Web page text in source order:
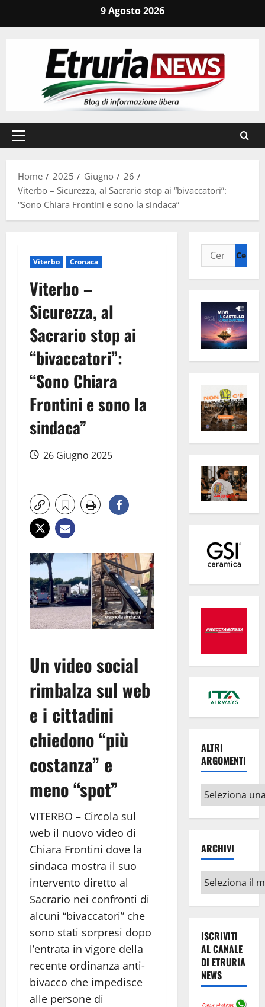
9 Agosto 2026
Menu
Home
2025 Giugno
26
Viterbo – Sicurezza, al Sacrario stop ai “bivaccatori”:
“Sono Chiara Frontini e sono la sindaca”
Viterbo Cronaca
Viterbo –
Sicurezza, al
Sacrario stop ai
“bivaccatori”:
“Sono Chiara
Frontini e sono la
sindaca”
26 Giugno 2025
Un video social
rimbalza sul web
e i cittadini
chiedono “più
costanza” e
meno “spot”
VITERBO – Circola sul
web il nuovo video di
Chiara Frontini dove la
sindaca mostra il suo
intervento diretto al
Sacrario nei confronti di
alcuni “bivaccatori” che
sono stati sorpresi dopo
l’entrata in vigore della
recente ordinanza anti-
bivacco che impedisce
alle persone di
Ricerca
per:
ALTRI
ARGOMENTI
Altri
argomenti
ARCHIVI
Archivi
ISCRIVITI
AL CANALE
DI ETRURIA
NEWS